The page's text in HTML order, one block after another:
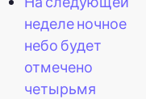
неделе ночное
небо будет
отмечено
четырьмя